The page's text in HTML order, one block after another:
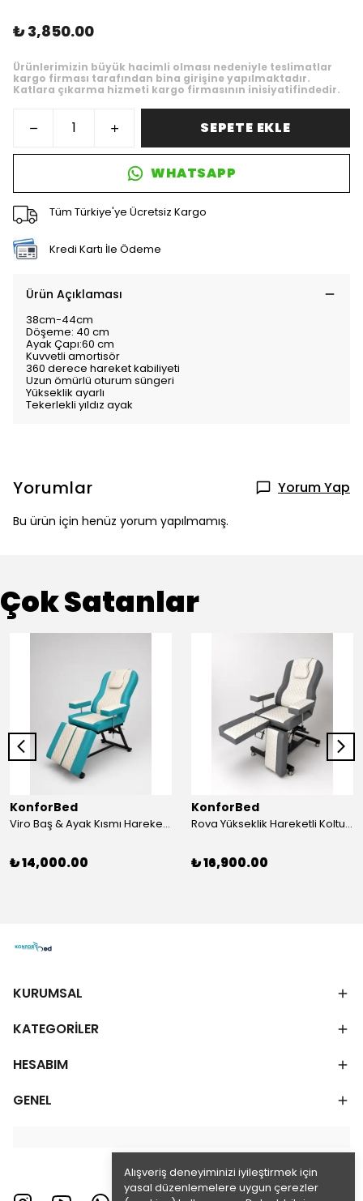
Alışveriş deneyiminizi iyileştirmek için
yasal düzenlemelere uygun çerezler
₺ 3,850.00
Ürünlerimizin büyük hacimli olması nedeniyle teslimatlar
kargo firması tarafından bina girişine yapılmaktadır.
Katlara çıkarma hizmeti kargo firmasının inisiyatifindedir.
SEPETE EKLE
WHATSAPP
Tüm Türkiye'ye Ücretsiz Kargo
Kredi Kartı İle Ödeme
Ürün Açıklaması
38cm-44cm
Döşeme: 40 cm
Ayak Çapı:60 cm
Kuvvetli amortisör
360 derece hareket kabiliyeti
Uzun ömürlü oturum süngeri
Yükseklik ayarlı
Tekerlekli yıldız ayak
Yorumlar Yorum Yap
Bu ürün için henüz yorum yapılmamış.
Çok Satanlar
KonforBed
Viro Baş & Ayak Kısmı Hareketli Koltuk Çift Bacaklı
₺ 14,000.00
KonforBed
Rova Yükseklik Hareketli Koltuk (Hidrolik) Beyaz-Gri
₺ 16,900.00
KURUMSAL
KATEGORİLER
HESABIM
GENEL